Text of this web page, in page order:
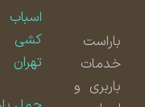
باراست
خدمات
باربری و
اسباب
کشی
تهران